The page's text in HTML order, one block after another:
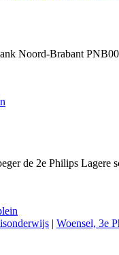
Noord-Brabant
de 2e Philips
| Woensel, 3e